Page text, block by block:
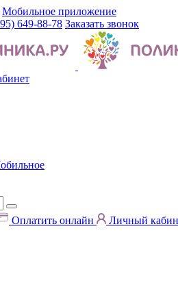
Мобильное приложение
649-88-78 Заказать звонок
Оплатить онлайн
Личный